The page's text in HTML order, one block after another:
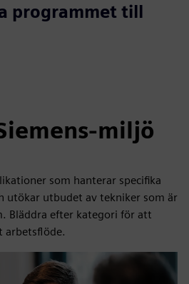
programmet till
miljö
som hanterar specifika
utökar utbudet av tekniker som är
Bläddra efter kategori för att